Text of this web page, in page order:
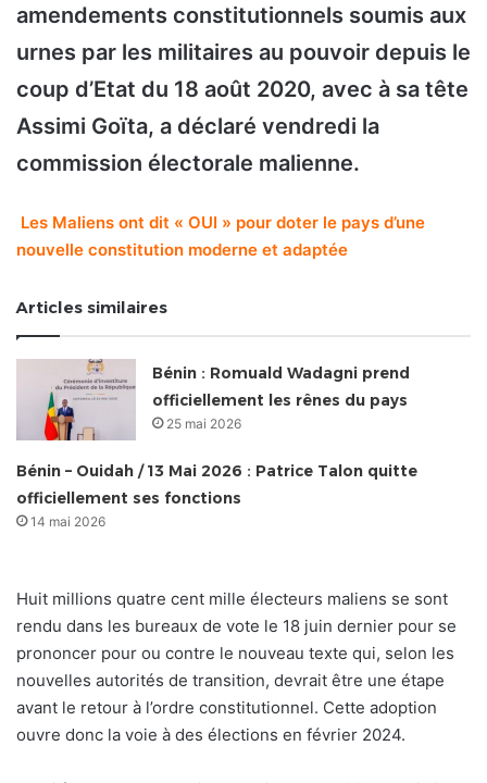
amendements constitutionnels soumis aux
urnes par les militaires au pouvoir depuis le
coup d’Etat du 18 août 2020, avec à sa tête
Assimi Goïta, a déclaré vendredi la
commission électorale malienne.
Les Maliens ont dit « OUI » pour doter le pays d’une
nouvelle constitution moderne et adaptée
Articles similaires
Bénin : Romuald Wadagni prend
officiellement les rênes du pays
25 mai 2026
Bénin – Ouidah / 13 Mai 2026 : Patrice Talon quitte
officiellement ses fonctions
14 mai 2026
Huit millions quatre cent mille électeurs maliens se sont
rendu dans les bureaux de vote le 18 juin dernier pour se
prononcer pour ou contre le nouveau texte qui, selon les
nouvelles autorités de transition, devrait être une étape
avant le retour à l’ordre constitutionnel. Cette adoption
ouvre donc la voie à des élections en février 2024.